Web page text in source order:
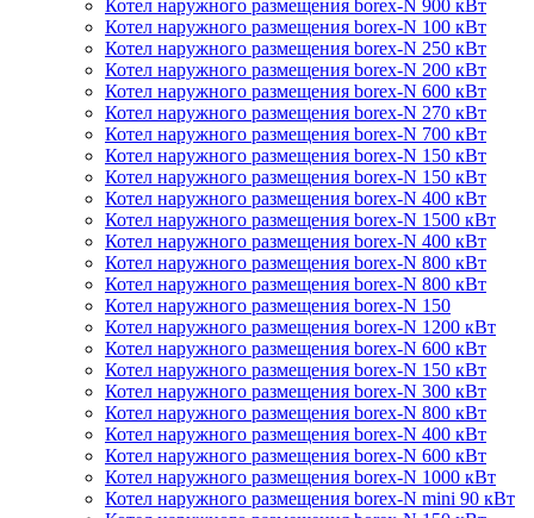
Котел наружного размещения borex-N 900 кВт
Котел наружного размещения borex-N 100 кВт
Котел наружного размещения borex-N 250 кВт
Котел наружного размещения borex-N 200 кВт
Котел наружного размещения borex-N 600 кВт
Котел наружного размещения borex-N 270 кВт
Котел наружного размещения borex-N 700 кВт
Котел наружного размещения borex-N 150 кВт
Котел наружного размещения borex-N 150 кВт
Котел наружного размещения borex-N 400 кВт
Котел наружного размещения borex-N 1500 кВт
Котел наружного размещения borex-N 400 кВт
Котел наружного размещения borex-N 800 кВт
Котел наружного размещения borex-N 800 кВт
Котел наружного размещения borex-N 150
Котел наружного размещения borex-N 1200 кВт
Котел наружного размещения borex-N 600 кВт
Котел наружного размещения borex-N 150 кВт
Котел наружного размещения borex-N 300 кВт
Котел наружного размещения borex-N 800 кВт
Котел наружного размещения borex-N 400 кВт
Котел наружного размещения borex-N 600 кВт
Котел наружного размещения borex-N 1000 кВт
Котел наружного размещения borex-N mini 90 кВт